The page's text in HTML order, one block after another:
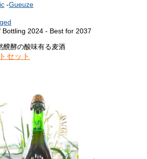
-Gueuze
Bottling 2024 - Best for 2037
醗酵の酸味有る麦酒
セット